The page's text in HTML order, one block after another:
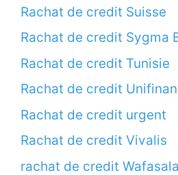
Rachat de credit Suisse
Rachat de credit Sygma
Rachat de credit Tunisie
Rachat de credit
Rachat de credit urgent
Rachat de credit Vivalis
rachat de credit